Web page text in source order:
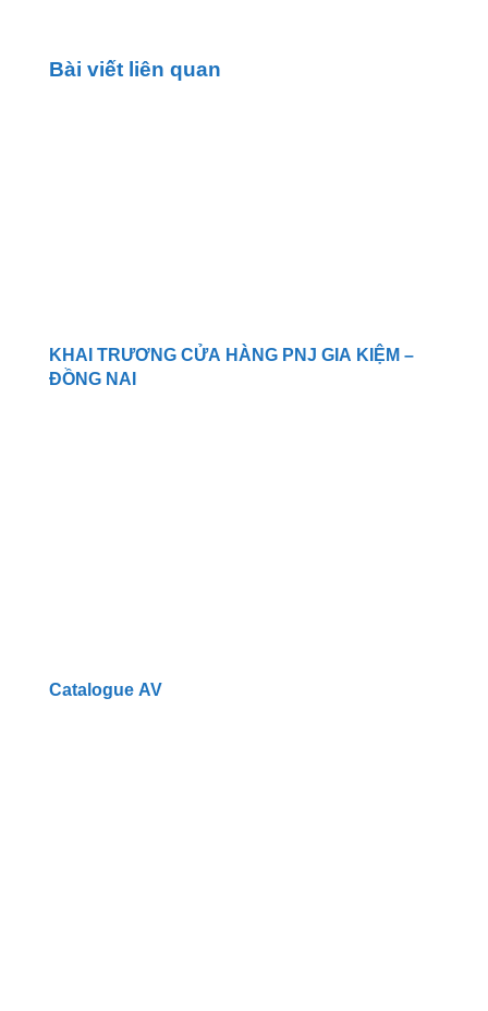
Bài viết liên quan
KHAI TRƯƠNG CỬA HÀNG PNJ GIA KIỆM –
ĐỒNG NAI
Catalogue AV